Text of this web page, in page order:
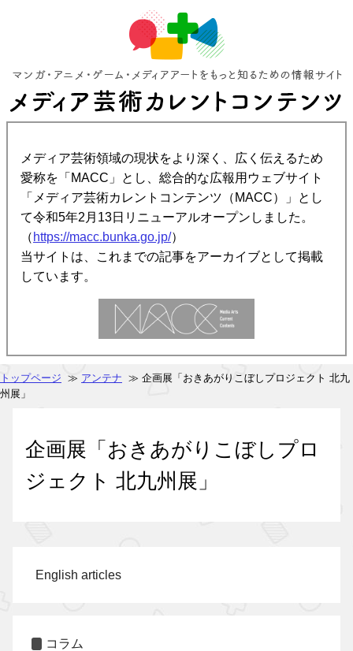
メディア芸術領域の現状をより深く、広く伝えるため
愛称を「MACC」とし、総合的な広報用ウェブサイト
「メディア芸術カレントコンテンツ（MACC）」とし
て令和5年2月13日リニューアルオープンしました。
（ https://macc.bunka.go.jp/）
当サイトは、これまでの記事をアーカイブとして掲載
しています。
トップページ ≫ アンテナ ≫ 企画展「おきあがりこぼしプロジェクト 北九
州展」
企画展「おきあがりこぼしプロ
ジェクト 北九州展」
English articles
コラム